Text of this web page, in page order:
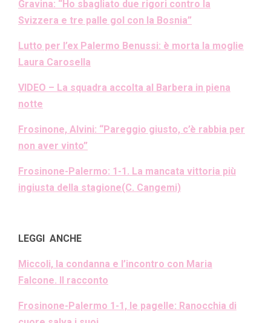
Gravina: “Ho sbagliato due rigori contro la
Svizzera e tre palle gol con la Bosnia”
Lutto per l’ex Palermo Benussi: è morta la moglie
Laura Carosella
VIDEO – La squadra accolta al Barbera in piena
notte
Frosinone, Alvini: “Pareggio giusto, c’è rabbia per
non aver vinto”
Frosinone-Palermo: 1-1. La mancata vittoria più
ingiusta della stagione(C. Cangemi)
LEGGI ANCHE
Miccoli, la condanna e l’incontro con Maria
Falcone. Il racconto
Frosinone-Palermo 1-1, le pagelle: Ranocchia di